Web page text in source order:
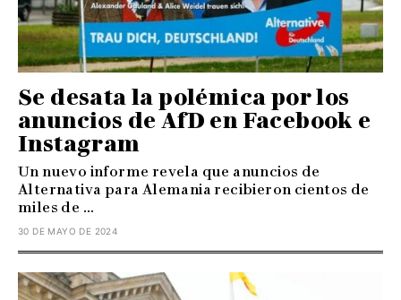
Se desata la polémica por los
anuncios de AfD en Facebook e
Instagram
Un nuevo informe revela que anuncios de
Alternativa para Alemania recibieron cientos de
miles de ...
30 DE MAYO DE 2024